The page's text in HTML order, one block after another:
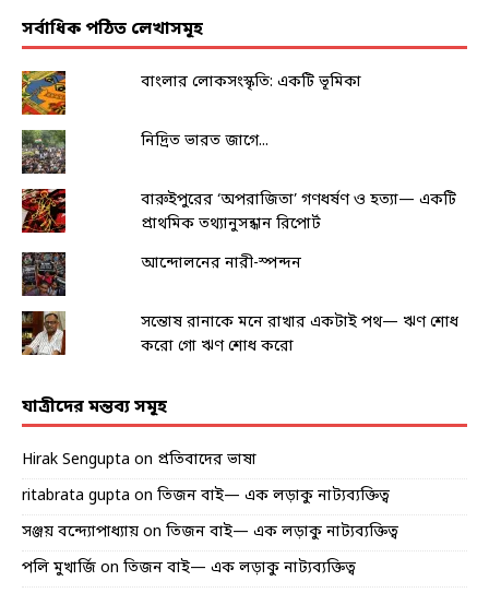
সর্বাধিক পঠিত লেখাসমূহ
বাংলার লোকসংস্কৃতি: একটি ভূমিকা
নিদ্রিত ভারত জাগে...
বারুইপুরের ‘অপরাজিতা’ গণধর্ষণ ও হত্যা— একটি
প্রাথমিক তথ্যানুসন্ধান রিপোর্ট
আন্দোলনের নারী-স্পন্দন
সন্তোষ রানাকে মনে রাখার একটাই পথ— ঋণ শোধ
করো গো ঋণ শোধ করো
যাত্রীদের মন্তব্য সমূহ
Hirak Sengupta on প্রতিবাদের ভাষা
ritabrata gupta on তিজন বাই— এক লড়াকু নাট্যব্যক্তিত্ব
সঞ্জয় বন্দ্যোপাধ্যায় on তিজন বাই— এক লড়াকু নাট্যব্যক্তিত্ব
পলি মুখার্জি on তিজন বাই— এক লড়াকু নাট্যব্যক্তিত্ব